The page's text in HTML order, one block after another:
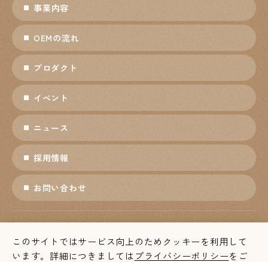
事業内容
OEMの流れ
プロダクト
イベント
ニュース
採用情報
お問い合わせ
個人情報保護方針
利用条件
このサイトではサービス向上のためクッキーを利用して
います。詳細につきましてはプライバシーポリシーをご